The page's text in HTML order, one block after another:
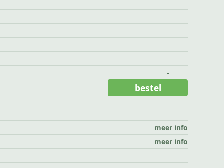
-
meer info
meer info
bestel